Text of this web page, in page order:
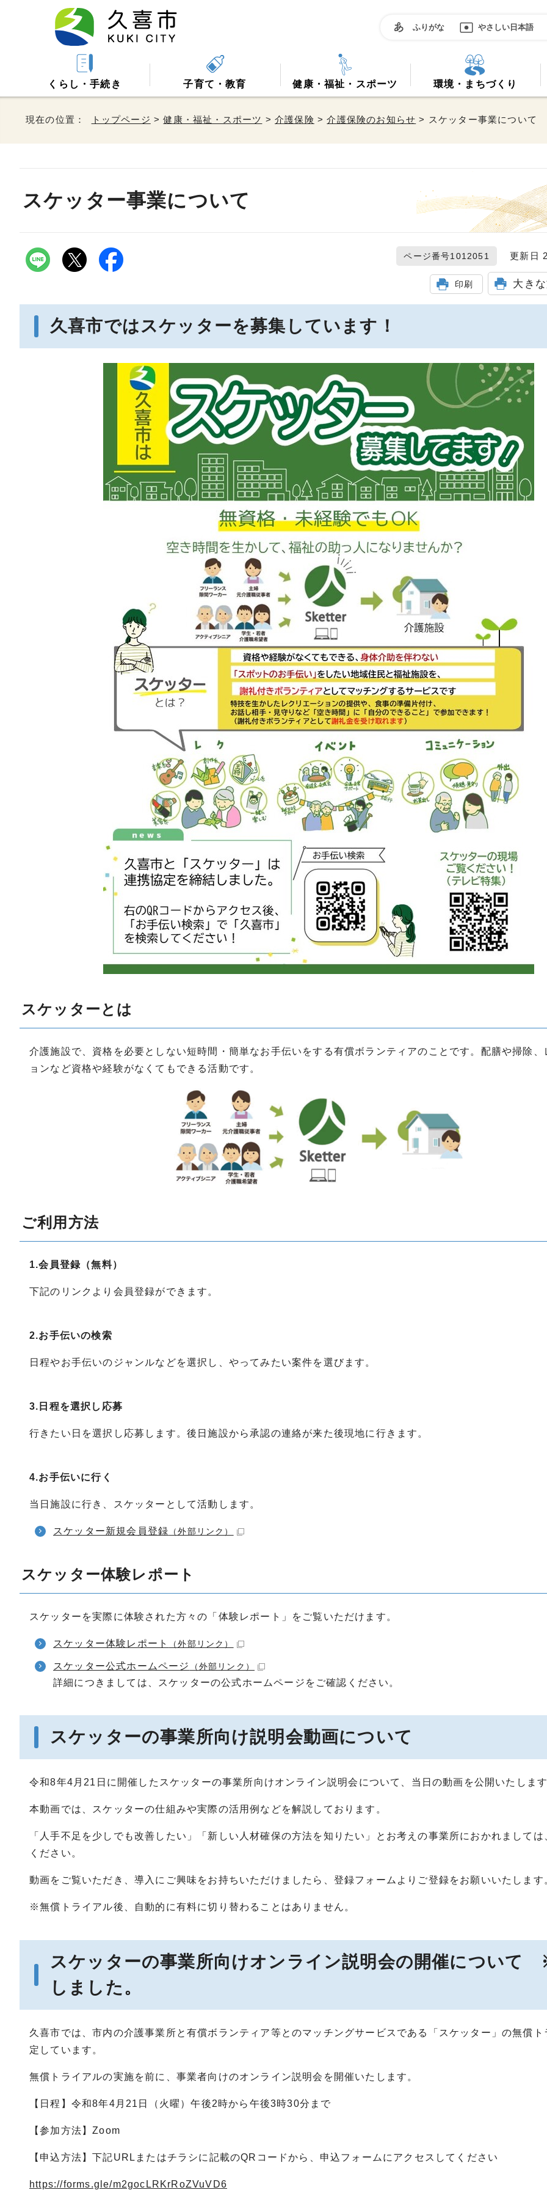
ふりがな やさしい日本語
くらし・手続き 子育て・教育 健康・福祉・スポーツ 環境・まちづくり
現在の位置： トップページ >健康・福祉・スポーツ >介護保険 >介護保険のお知らせ > スケッター事業について
スケッター事業について
ページ番号1012051 更新日
印刷 大き
久喜市ではスケッターを募集しています！
スケッターとは
介護施設で、資格を必要としない短時間・簡単なお手伝いをする有償ボランティアのことです。配膳や掃除、
ョンなど資格や経験がなくてもできる活動です。
ご利用方法
1.会員登録（無料）
下記のリンクより会員登録ができます。
2.お手伝いの検索
日程やお手伝いのジャンルなどを選択し、やってみたい案件を選びます。
3.日程を選択し応募
行きたい日を選択し応募します。後日施設から承認の連絡が来た後現地に行きます。
4.お手伝いに行く
当日施設に行き、スケッターとして活動します。
スケッター新規会員登録 （外部リンク）
スケッター体験レポート
スケッターを実際に体験された方々の「体験レポート」をご覧いただけます。
スケッター体験レポート （外部リンク）
スケッター公式ホームページ （外部リンク）
詳細につきましては、スケッターの公式ホームページをご確認ください。
スケッターの事業所向け説明会動画について
令和8年4月21日に開催したスケッターの事業所向けオンライン説明会について、当日の動画を公開いたします
本動画では、スケッターの仕組みや実際の活用例などを解説しております。
「人手不足を少しでも改善したい」「新しい人材確保の方法を知りたい」とお考えの事業所におかれましては
ください。
動画をご覧いただき、導入にご興味をお持ちいただけましたら、登録フォームよりご登録をお願いいたします
※無償トライアル後、自動的に有料に切り替わることはありません。
スケッターの事業所向けオンライン説明会の開催について
しました。
久喜市では、市内の介護事業所と有償ボランティア等とのマッチングサービスである「スケッター」の無償ト
定しています。
無償トライアルの実施を前に、事業者向けのオンライン説明会を開催いたします。
【日程】令和8年4月21日（火曜）午後2時から午後3時30分まで
【参加方法】Zoom
【申込方法】下記URLまたはチラシに記載のQRコードから、申込フォームにアクセスしてください
https://forms.gle/m2gocLRKrRoZVuVD6